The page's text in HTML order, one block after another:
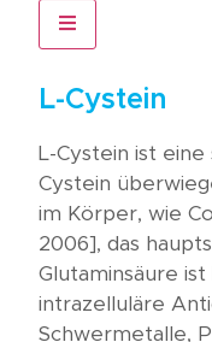
Hamburger
L-Cystein
L-Cystein ist
Cystein
im Körper, wie
2006], das
Glutaminsäure
intrazelluläre
Schwermetalle,